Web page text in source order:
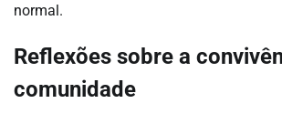
normal.
Reflexões sobre a
comunidade